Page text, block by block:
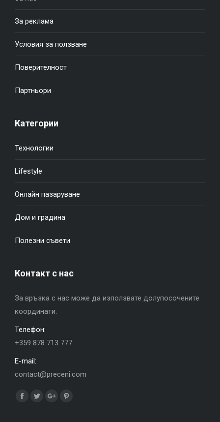
За реклама
Условия за ползване
Поверителност
Партньори
Категории
Технологии
Lifestyle
Онлайн пазаруване
Дом и градина
Полезни съвети
Контакт с нас
За връзка с нас може да използвате долупосочените
координати.
Телефон:
+359 878 713 777
E-mail:
contact@preceni.com
Find us on:
Google+